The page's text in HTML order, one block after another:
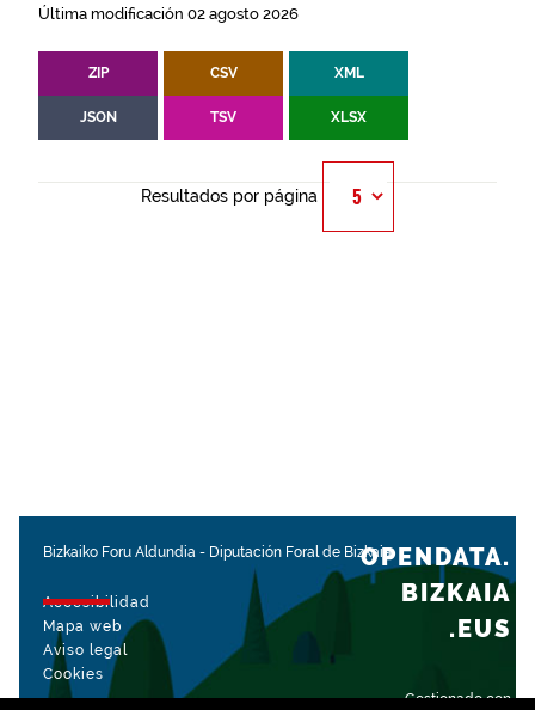
Última modificación 02 agosto 2026
ZIP CSV XML
JSON TSV XLSX
Resultados por página
Bizkaiko Foru Aldundia - Diputación Foral de Bizkaia
Accesibilidad
Mapa web
Aviso legal
Cookies
Gestionado con
OPENDATA.
BIZKAIA
.EUS